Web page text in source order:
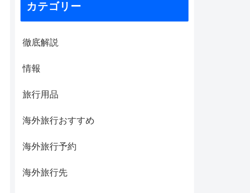
カテゴリー
徹底解説
情報
旅行用品
海外旅行おすすめ
海外旅行予約
海外旅行先